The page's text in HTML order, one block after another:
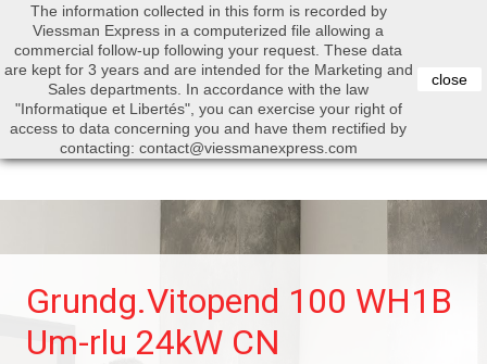
 
Search
Grundg.Vitopend 100 WH1B
Um-rlu 24kW CN
The information collected in this form is recorded by
Viessman Express in a computerized file allowing a
commercial follow-up following your request. These data
are kept for 3 years and are intended for the Marketing and
Sales departments. In accordance with the law
"Informatique et Libertés", you can exercise your right of
access to data concerning you and have them rectified by
contacting: contact@viessmanexpress.com
close